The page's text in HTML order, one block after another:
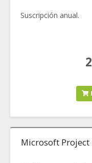
Suscripción anual.
Microsoft Project